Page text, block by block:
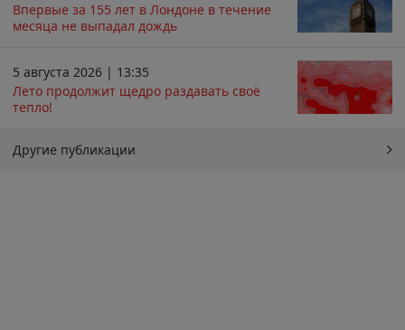
Впервые за 155 лет в Лондоне в течение
месяца не выпадал дождь
5 августа 2026 | 13:35
Лето продолжит щедро раздавать своё
тепло!
Другие публикации